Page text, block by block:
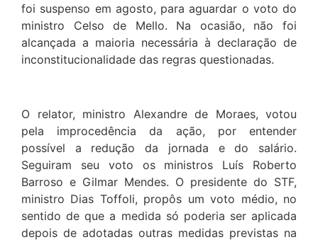
foi suspenso em agosto, para aguardar o voto do
ministro Celso de Mello. Na ocasião, não foi
alcançada a maioria necessária à declaração de
inconstitucionalidade das regras questionadas.
O relator, ministro Alexandre de Moraes, votou
pela improcedência da ação, por entender
possível a redução da jornada e do salário.
Seguiram seu voto os ministros Luís Roberto
Barroso e Gilmar Mendes. O presidente do STF,
ministro Dias Toffoli, propôs um voto médio, no
sentido de que a medida só poderia ser aplicada
depois de adotadas outras medidas previstas na